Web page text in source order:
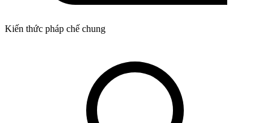
Kiến thức pháp chế chung